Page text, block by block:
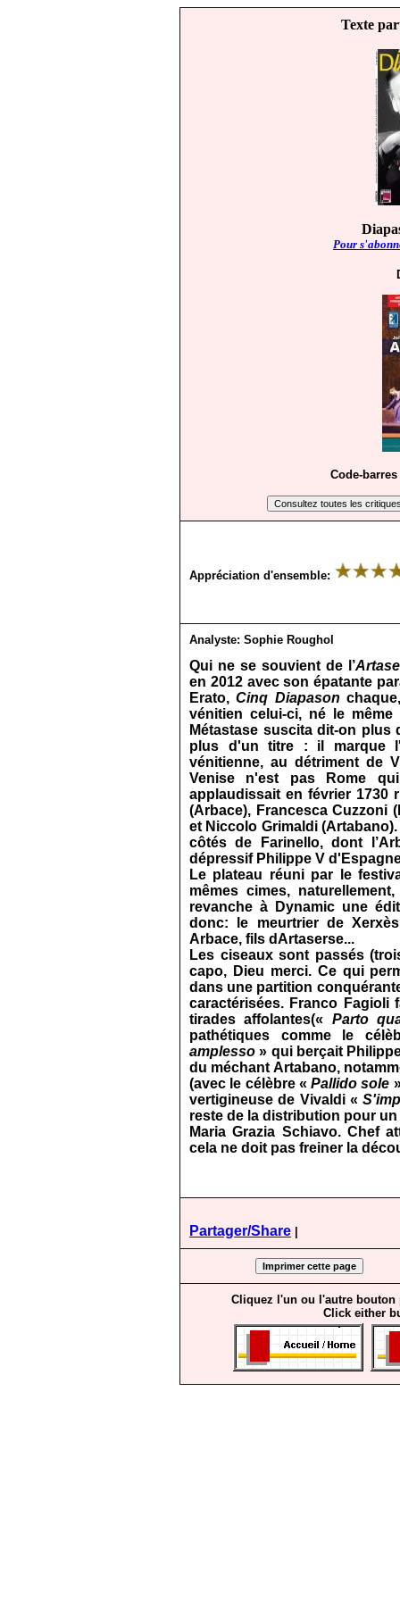
Texte
Pour
Code-barres
Appréciation d'ensemble:
Analyste: Sophie Roughol
Qui ne se souvient de l’
en 2012 avec son épatante
Erato,Cinq Diapason
vénitien celui‑ci, né le
Métastase suscita dit‑on
plus d'un titre : il marque
vénitienne, au détriment de
Venise n'est pas Rome
applaudissait en février 1730
(Arbace), Francesca Cuzzoni
et Niccolo Grimaldi
côtés de Farinello, dont
dépressif Philippe V
Le plateau réuni par le
mêmes cimes,
revanche à Dynamic une
donc: le meurtrier de
Arbace, fils dArtaserse...
Les ciseaux sont passés
capo, Dieu merci. Ce qui
dans une partition
caractérisées. Franco Fagioli
tirades affolantes(« Parto
pathétiques comme le
amplesso » qui berçait
du méchant Artabano,
(avec le célèbre «Pallido sole
vertigineuse de Vivaldi «
reste de la distribution pour
Maria Grazia Schiavo. Chef
cela ne doit pas freiner la
Partager/Share
Cliquez l'un ou l'autre bouton
Click either